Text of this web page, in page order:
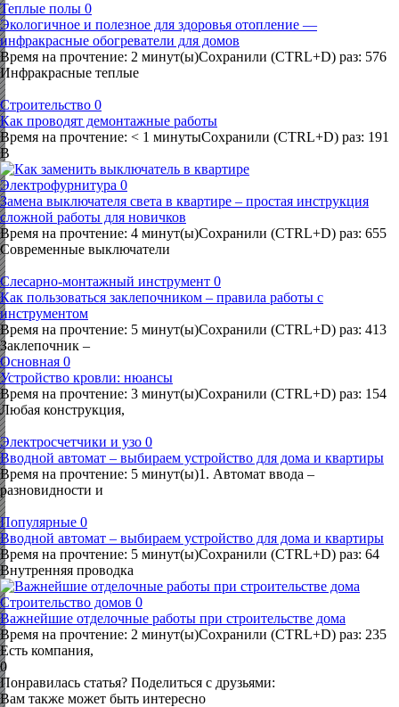
Теплые полы 0
Экологичное и полезное для здоровья отопление —
инфракрасные обогреватели для домов
Время на прочтение: 2 минут(ы)Сохранили (CTRL+D) раз: 576
Инфракрасные теплые
Строительство 0
Как проводят демонтажные работы
Время на прочтение: < 1 минутыСохранили (CTRL+D) раз: 191
В
Электрофурнитура 0
Замена выключателя света в квартире – простая инструкция
сложной работы для новичков
Время на прочтение: 4 минут(ы)Сохранили (CTRL+D) раз: 655
Современные выключатели
Слесарно-монтажный инструмент 0
Как пользоваться заклепочником – правила работы с
инструментом
Время на прочтение: 5 минут(ы)Сохранили (CTRL+D) раз: 413
Заклепочник –
Основная 0
Устройство кровли: нюансы
Время на прочтение: 3 минут(ы)Сохранили (CTRL+D) раз: 154
Любая конструкция,
Электросчетчики и узо 0
Вводной автомат – выбираем устройство для дома и квартиры
Время на прочтение: 5 минут(ы)1. Автомат ввода –
разновидности и
Популярные 0
Вводной автомат – выбираем устройство для дома и квартиры
Время на прочтение: 5 минут(ы)Сохранили (CTRL+D) раз: 64
Внутренняя проводка
Строительство домов 0
Важнейшие отделочные работы при строительстве дома
Время на прочтение: 2 минут(ы)Сохранили (CTRL+D) раз: 235
Есть компания,
0
Понравилась статья? Поделиться с друзьями:
Вам также может быть интересно